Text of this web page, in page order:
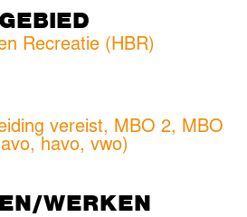
Recreatie (HBR)
vereist, MBO 2, MBO
havo, vwo)
WERKEN